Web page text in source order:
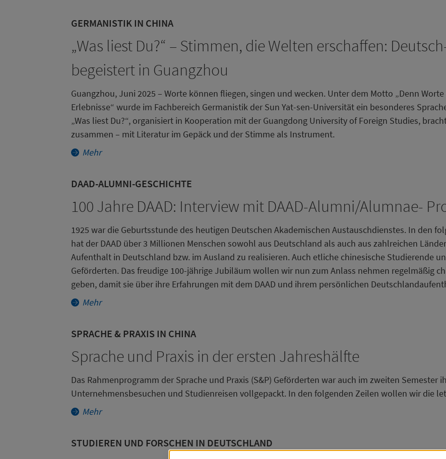
GERMANISTIK IN CHINA
„Was liest Du?“ – Stimmen, die Welten erschaffen:
begeistert in Guangzhou
Guangzhou, Juni 2025 – Worte können fliegen, singen und wecken. Unter dem Motto „Denn
Erlebnisse“ wurde im Fachbereich Germanistik der Sun Yat-sen-Universität ein besonderes
„Was liest Du?“, organisiert in Kooperation mit der Guangdong University of Foreign Studies,
zusammen – mit Literatur im Gepäck und der Stimme als Instrument.
Mehr
DAAD-ALUMNI-GESCHICHTE
100 Jahre DAAD: Interview mit DAAD-Alumni/Alumnae-
1925 war die Geburtsstunde des heutigen Deutschen Akademischen Austauschdienstes. In den
hat der DAAD über 3 Millionen Menschen sowohl aus Deutschland als auch aus zahlreichen
Aufenthalt in Deutschland bzw. im Ausland zu realisieren. Auch etliche chinesische Studierende
Geförderten. Das freudige 100-jährige Jubiläum wollen wir nun zum Anlass nehmen regelmäßig
geben, damit sie über ihre Erfahrungen mit dem DAAD und ihrem persönlichen
Mehr
SPRACHE & PRAXIS IN CHINA
Sprache und Praxis in der ersten Jahreshälfte
Das Rahmenprogramm der Sprache und Praxis (S&P) Geförderten war auch im zweiten
Unternehmensbesuchen und Studienreisen vollgepackt. In den folgenden Zeilen wollen wir die
Mehr
STUDIEREN UND FORSCHEN IN DEUTSCHLAND